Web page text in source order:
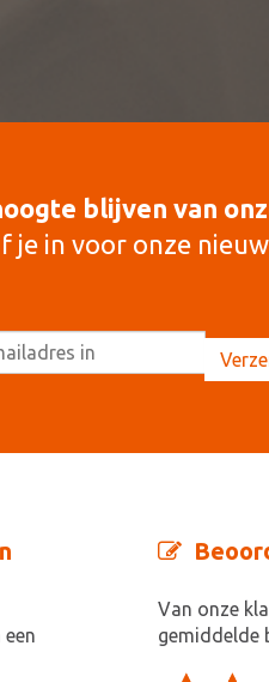
blijven van
je in voor onze
Van onze
gemiddelde